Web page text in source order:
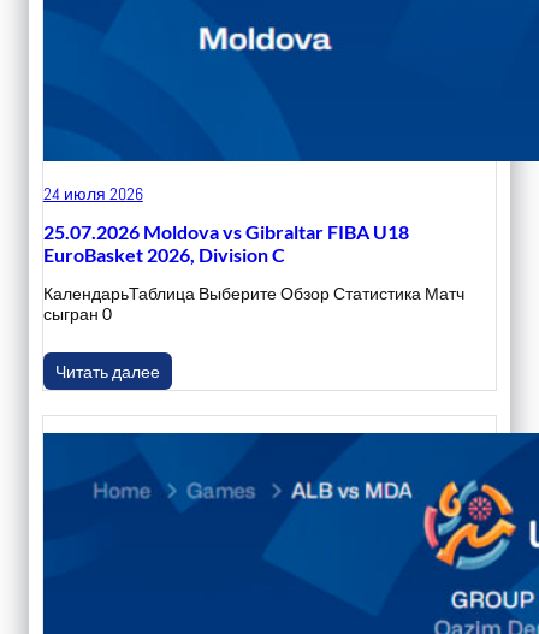
24 июля 2026
25.07.2026 Moldova vs Gibraltar FIBA U18
EuroBasket 2026, Division C
КалендарьТаблица Выберите Обзор Статистика Матч
сыгран 0
Читать далее